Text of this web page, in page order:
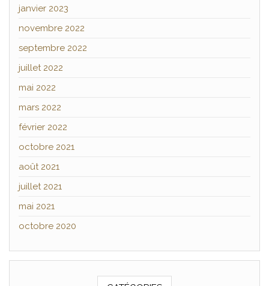
janvier 2023
novembre 2022
septembre 2022
juillet 2022
mai 2022
mars 2022
février 2022
octobre 2021
août 2021
juillet 2021
mai 2021
octobre 2020